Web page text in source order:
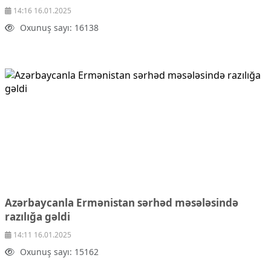
14:16 16.01.2025
Oxunuş sayı: 16138
Azərbaycanla Ermənistan sərhəd məsələsində
razılığa gəldi
14:11 16.01.2025
Oxunuş sayı: 15162